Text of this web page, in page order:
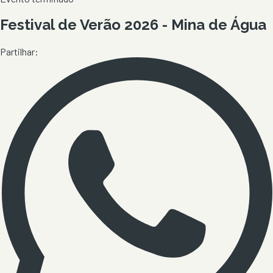
Festival de Verão 2026 - Mina de Água
Partilhar: